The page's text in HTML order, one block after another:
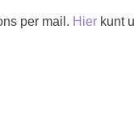
per mail. Hier kunt